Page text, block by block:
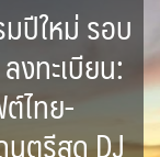
รีลังกา 0
ฟกานิสถาน
ฏาน 2
รูไน 0
บอลข่าน 1
ร์แลนด์ เยอรมนี
หนือ-ใต้
กลาง 1
าร์เจนตินา 3
วบา
ลี 3
งเรือสำราญอลาสก้า
งเรือสำราญเอเชีย 0
เรือสำราญประเท
ต้ 2
นด์ - New Zealand
- Tunisia
ดินเนอร์วันลอยกระทง
กลางวัน กทม. 2
รงแรม/ร้านอาหาร 2
ฟู้ดทัวร์ 1
ไทยถ่ายรูปวัดอรุณฯ
ปีใหม่ รอบ
งทะเบียน:
ไทย-
ตรีสด DJ